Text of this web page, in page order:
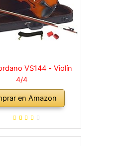
VS144 - Violín
4/4
en Amazon